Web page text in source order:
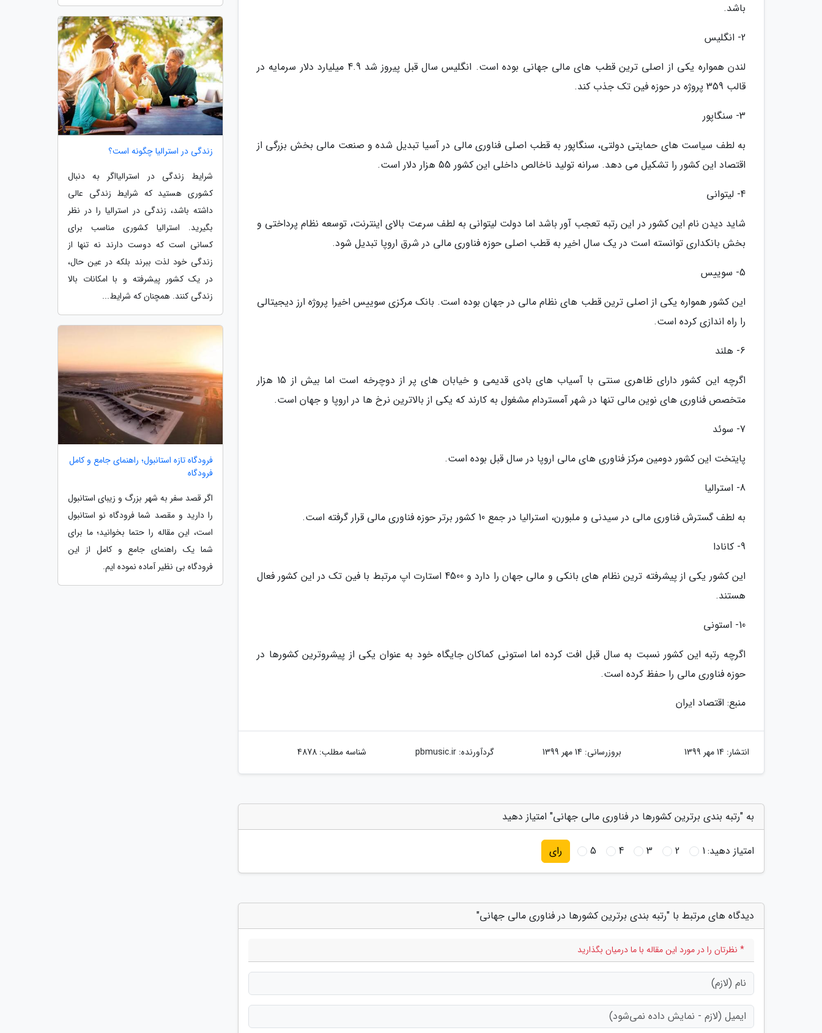
باشد.
2- انگلیس
لندن همواره یکی از اصلی ترین قطب های مالی جهانی بوده است. انگلیس سال قبل پیروز شد 4.9 میلیارد دلار سرمایه در
قالب 359 پروژه در حوزه فین تک جذب کند.
3- سنگاپور
به لطف سیاست های حمایتی دولتی، سنگاپور به قطب اصلی فناوری مالی در آسیا تبدیل شده و صنعت مالی بخش بزرگی از
اقتصاد این کشور را تشکیل می دهد. سرانه تولید ناخالص داخلی این کشور 55 هزار دلار است.
4- لیتوانی
شاید دیدن نام این کشور در این رتبه تعجب آور باشد اما دولت لیتوانی به لطف سرعت بالای اینترنت، توسعه نظام پرداختی و
بخش بانکداری توانسته است در یک سال اخیر به قطب اصلی حوزه فناوری مالی در شرق اروپا تبدیل شود.
5- سوییس
این کشور همواره یکی از اصلی ترین قطب های نظام مالی در جهان بوده است. بانک مرکزی سوییس اخیرا پروژه ارز دیجیتالی
را راه اندازی کرده است.
6- هلند
اگرچه این کشور دارای ظاهری سنتی با آسیاب های بادی قدیمی و خیابان های پر از دوچرخه است اما بیش از 15 هزار
متخصص فناوری های نوین مالی تنها در شهر آمستردام مشغول به کارند که یکی از بالاترین نرخ ها در اروپا و جهان است.
7- سوئد
پایتخت این کشور دومین مرکز فناوری های مالی اروپا در سال قبل بوده است.
8- استرالیا
به لطف گسترش فناوری مالی در سیدنی و ملبورن، استرالیا در جمع 10 کشور برتر حوزه فناوری مالی قرار گرفته است.
9- کانادا
این کشور یکی از پیشرفته ترین نظام های بانکی و مالی جهان را دارد و 4500 استارت اپ مرتبط با فین تک در این کشور فعال
هستند.
10- استونی
اگرچه رتبه این کشور نسبت به سال قبل افت کرده اما استونی کماکان جایگاه خود به عنوان یکی از پیشروترین کشورها در
حوزه فناوری مالی را حفظ کرده است.
منبع: اقتصاد ایران
انتشار: 14 مهر 1399 بروزرسانی: 14 مهر 1399 گردآورنده:pbmusic.ir شناسه مطلب: 4878
به "رتبه بندی برترین کشورها در فناوری مالی جهانی" امتیاز دهید
امتیاز دهید:1
2
3
4
5 رای
دیدگاه های مرتبط با "رتبه بندی برترین کشورها در فناوری مالی جهانی"
* نظرتان را در مورد این مقاله با ما درمیان بگذارید
زندگی در استرالیا چگونه است؟
شرایط زندگی در استرالیااگر به دنبال
کشوری هستید که شرایط زندگی عالی
داشته باشد، زندگی در استرالیا را در نظر
بگیرید. استرالیا کشوری مناسب برای
کسانی است که دوست دارند نه تنها از
زندگی خود لذت ببرند بلکه در عین حال،
در یک کشور پیشرفته و با امکانات بالا
زندگی کنند. همچنان که شرایط...
فرودگاه تازه استانبول؛ راهنمای جامع و کامل
فرودگاه
اگر قصد سفر به شهر بزرگ و زیبای استانبول
را دارید و مقصد شما فرودگاه نو استانبول
است، این مقاله را حتما بخوانید؛ ما برای
شما یک راهنمای جامع و کامل از این
فرودگاه بی نظیر آماده نموده ایم.